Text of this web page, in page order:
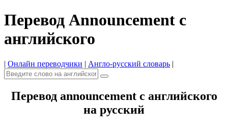
Перевод Announcement с
английского
| Онлайн переводчики | Англо-русский словарь |
Перевод announcement с английского
на русский